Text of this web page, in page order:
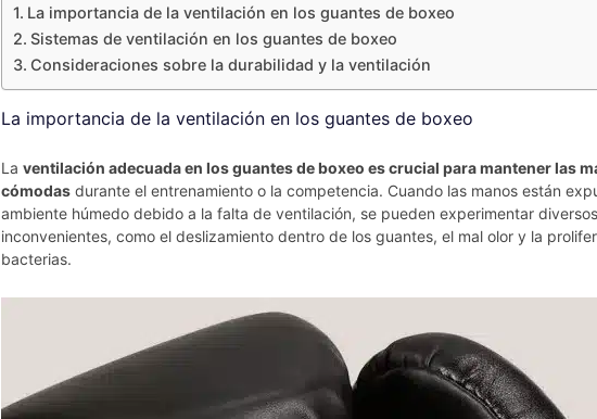
La importancia de la ventilación en los guantes de boxeo
Sistemas de ventilación en los guantes de boxeo
Consideraciones sobre la durabilidad y la ventilación
La importancia de la ventilación en los guantes de boxeo
La ventilación adecuada en los guantes de boxeo es crucial para mantener las
cómodas durante el entrenamiento o la competencia. Cuando las manos están
ambiente húmedo debido a la falta de ventilación, se pueden experimentar diversos
inconvenientes, como el deslizamiento dentro de los guantes, el mal olor y la
bacterias.